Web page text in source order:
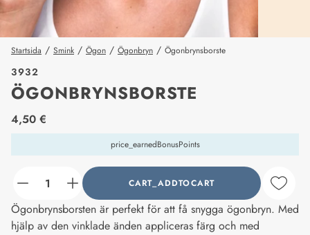
Startsida / Smink / Ögon / Ögonbryn / Ögonbrynsborste
3932
ÖGONBRYNSBORSTE
price_label
4,50 €
price_earnedBonusPoints
counter_current CART_ADDTOCART
Ögonbrynsborsten är perfekt för att få snygga ögonbryn. Med
hjälp av den vinklade änden appliceras färg och med